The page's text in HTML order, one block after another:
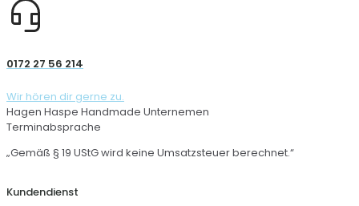
0172 27 56 214
Wir hören dir gerne zu.
Hagen Haspe Handmade Unternemen
Terminabsprache
„Gemäß § 19 UStG wird keine Umsatzsteuer berechnet.“
Kundendienst